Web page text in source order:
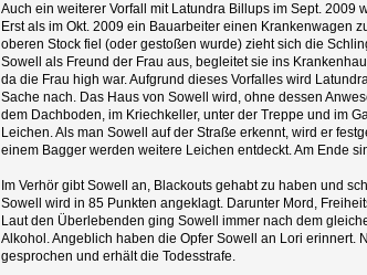
Auch ein weiterer Vorfall mit Latundra Billups im Sept. 2009
Erst als im Okt. 2009 ein Bauarbeiter einen Krankenwagen
oberen Stock fiel (oder gestoßen wurde) zieht sich die
Sowell als Freund der Frau aus, begleitet sie ins
da die Frau high war. Aufgrund dieses Vorfalles wird
Sache nach. Das Haus von Sowell wird, ohne dessen
dem Dachboden, im Kriechkeller, unter der Treppe und im
Leichen. Als man Sowell auf der Straße erkennt, wird er
einem Bagger werden weitere Leichen entdeckt. Am Ende
Im Verhör gibt Sowell an, Blackouts gehabt zu haben und
Sowell wird in 85 Punkten angeklagt. Darunter Mord,
Laut den Überlebenden ging Sowell immer nach dem
Alkohol. Angeblich haben die Opfer Sowell an Lori erinnert.
gesprochen und erhält die Todesstrafe.